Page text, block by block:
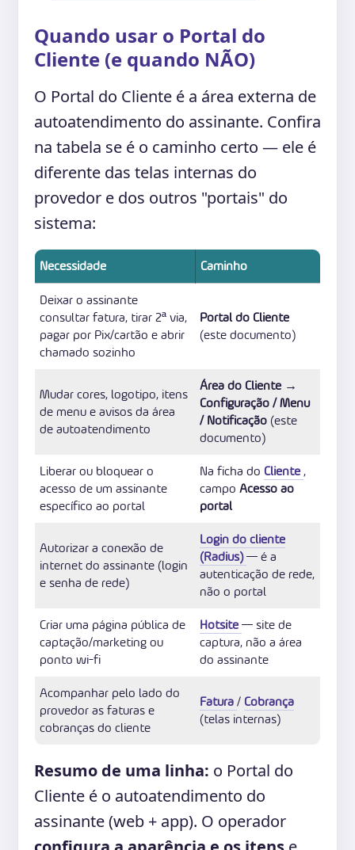
Quando usar o Portal do
Cliente (e quando NÃO)
O Portal do Cliente é a área externa de
autoatendimento do assinante. Confira
na tabela se é o caminho certo — ele é
diferente das telas internas do
provedor e dos outros "portais" do
sistema:
Necessidade Caminho
Deixar o assinante
consultar fatura, tirar 2ª via,
pagar por Pix/cartão e abrir
chamado sozinho
Portal do Cliente
(este documento)
Mudar cores, logotipo, itens
de menu e avisos da área
de autoatendimento
Área do Cliente →
Configuração / Menu
/ Notificação (este
documento)
Liberar ou bloquear o
acesso de um assinante
específico ao portal
Na ficha do Cliente,
campo Acesso ao
portal
Autorizar a conexão de
internet do assinante (login
e senha de rede)
Login do cliente
(Radius)— é a
autenticação de rede,
não o portal
Criar uma página pública de
captação/marketing ou
ponto wi-fi
Hotsite— site de
captura, não a área
do assinante
Acompanhar pelo lado do
provedor as faturas e
cobranças do cliente
Fatura/ Cobrança
(telas internas)
Resumo de uma linha: o Portal do
Cliente é o autoatendimento do
assinante (web + app). O operador